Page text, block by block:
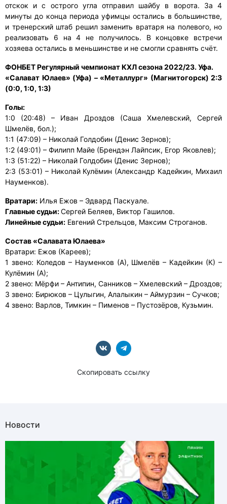
отскок и с острого угла отправил шайбу в ворота. За 4
минуты до конца периода уфимцы остались в большинстве,
и тренерский штаб решил заменить вратаря на полевого, но
реализовать 6 на 4 не получилось. В концовке встречи
хозяева остались в меньшинстве и не смогли сравнять счёт.
ФОНБЕТ Регулярный чемпионат КХЛ сезона 2022/23. Уфа.
«Салават Юлаев» (Уфа) – «Металлург» (Магнитогорск) 2:3
(0:0, 1:0, 1:3)
Голы:
1:0 (20:48) – Иван Дроздов (Саша Хмелевский, Сергей
Шмелёв, бол.);
1:1 (47:09) – Николай Голдобин (Денис Зернов);
1:2 (49:01) – Филипп Майе (Брендэн Лайпсик, Егор Яковлев);
1:3 (51:22) – Николай Голдобин (Денис Зернов);
2:3 (53:01) – Николай Кулёмин (Александр Кадейкин, Михаил
Науменков).
Вратари: Илья Ежов – Эдвард Паскуале.
Главные судьи:Сергей Беляев, Виктор Гашилов.
Линейные судьи: Евгений Стрельцов, Максим Строганов.
Состав «Салавата Юлаева»
Вратари: Ежов (Кареев);
1 звено: Коледов – Науменков (А), Шмелёв – Кадейкин (К) –
Кулёмин (А);
2 звено: Мёрфи – Антипин, Санников – Хмелевский – Дроздов;
3 звено: Бирюков – Цулыгин, Алалыкин – Аймурзин – Сучков;
4 звено: Варлов, Тимкин – Пименов – Пустозёров, Кузьмин.
Скопировать ссылку
Новости